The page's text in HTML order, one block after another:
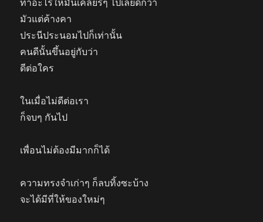
ทำอะไรให้มันเคลียร์ๆ ไปเลยดีกว่า
มัวแต่ค้างคา
ประนีประนอมไปก็เท่านั้น
คนดีนั้นขึ้นอยู่กับว่า
ดีต่อใคร
ในเมื่อไม่ดีต่อเรา
ก็จบๆ กันไป
เพื่อนไม่ต้องมีมากก็ได้
ความทรงจำเก่าๆ ก็ลบทิ้งซะบ้าง
จะได้มีที่ให้ของใหม่ๆ